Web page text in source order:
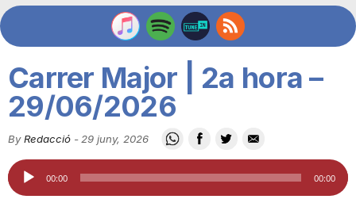
o
C
i
Carrer Major | 2a hora –
29/06/2026
By Redacció - 29 juny, 2026
Reproductor
d'àudio
00:00 00:00